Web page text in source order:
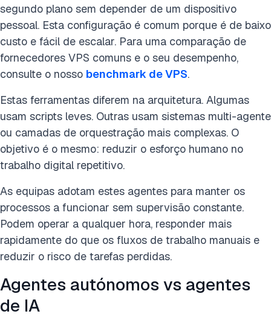
segundo plano sem depender de um dispositivo
pessoal. Esta configuração é comum porque é de baixo
custo e fácil de escalar. Para uma comparação de
fornecedores VPS comuns e o seu desempenho,
consulte o nosso benchmark de VPS.
Estas ferramentas diferem na arquitetura. Algumas
usam scripts leves. Outras usam sistemas multi-agente
ou camadas de orquestração mais complexas. O
objetivo é o mesmo: reduzir o esforço humano no
trabalho digital repetitivo.
As equipas adotam estes agentes para manter os
processos a funcionar sem supervisão constante.
Podem operar a qualquer hora, responder mais
rapidamente do que os fluxos de trabalho manuais e
reduzir o risco de tarefas perdidas.
Agentes autónomos vs agentes
de IA